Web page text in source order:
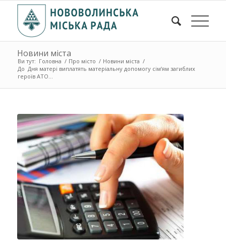
Новини міста
Ви тут: Головна / Про місто / Новини міста /
До Дня матері виплатять матеріальну допомогу сім’ям загиблих
героїв АТО...